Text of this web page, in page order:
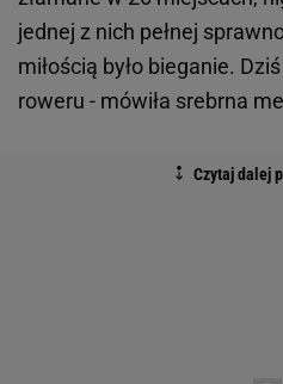
jednej z nich pełnej
miłością było bieganie.
roweru - mówiła srebrna